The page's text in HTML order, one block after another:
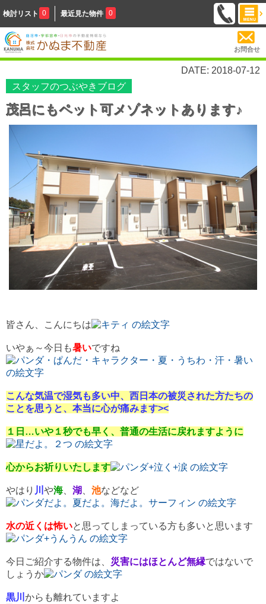
検討リスト 0 最近見た物件 0
お問合せ
DATE: 2018-07-12
スタッフのつぶやきブログ
茂呂にもペット可メゾネットあります♪
皆さん、こんにちは
いやぁ～今日も暑いですね
こんな気温で湿気も多い中、西日本の被災された方たちの
ことを思うと、本当に心が痛みます><
１日…いや１秒でも早く、普通の生活に戻れますように
心からお祈りいたします
やはり 川 や海、 湖 池などなど
水の近くは怖いと思ってしまっている方も多いと思います
今日ご紹介する物件は、 災害にはほとんど無縁ではないで
しょうか
黒川 からも離れていますよ